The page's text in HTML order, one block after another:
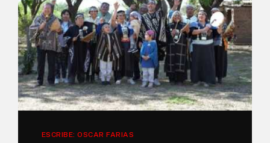
ESCRIBE: OSCAR FARIAS